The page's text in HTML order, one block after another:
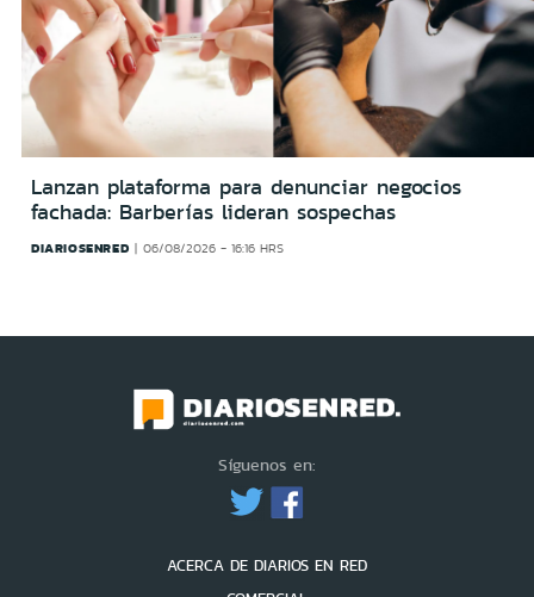
Lanzan plataforma para denunciar negocios
fachada: Barberías lideran sospechas
DIARIOSENRED 06/08/2026 - 16:16 HRS
Síguenos en:
ACERCA DE DIARIOS EN RED